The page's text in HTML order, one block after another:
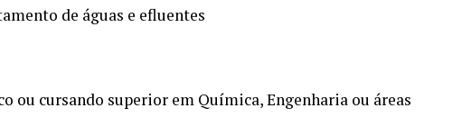
de águas e efluentes
ou cursando superior em Química, Engenharia ou áreas